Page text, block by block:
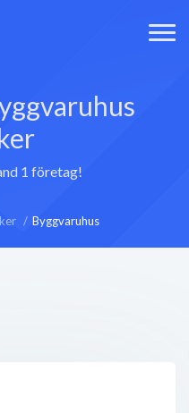
1 företag!
Byggvaruhus